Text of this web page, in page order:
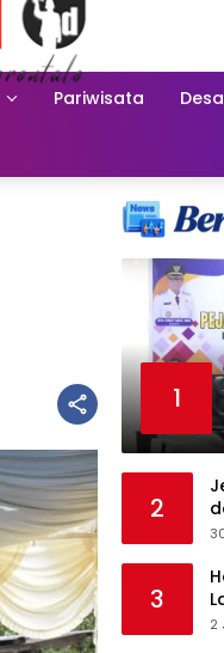
Pariwisata Desa
1
2
3
2